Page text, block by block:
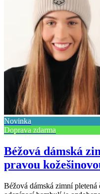
Novinka
Doprava zdarma
Béžová dámská
pravou
Béžová dámská zimní